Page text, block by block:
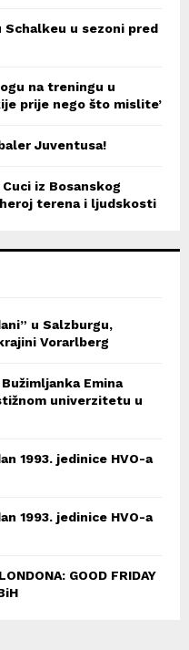
Schalkeu u sezoni pred
na treningu u
prije nego što mislite’
Juventusa!
iz Bosanskog
terena i ljudskosti
u Salzburgu,
Vorarlberg
Bužimljanka Emina
univerzitetu u
1993. jedinice HVO-a
1993. jedinice HVO-a
GOOD FRIDAY